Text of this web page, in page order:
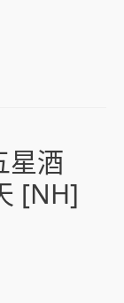
星酒
[NH]